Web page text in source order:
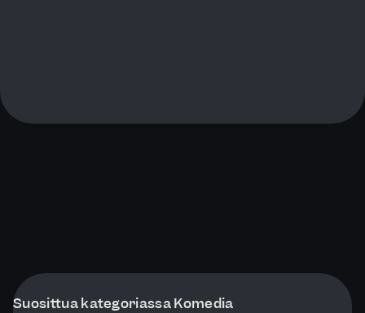
Suosittua kategoriassa Komedia